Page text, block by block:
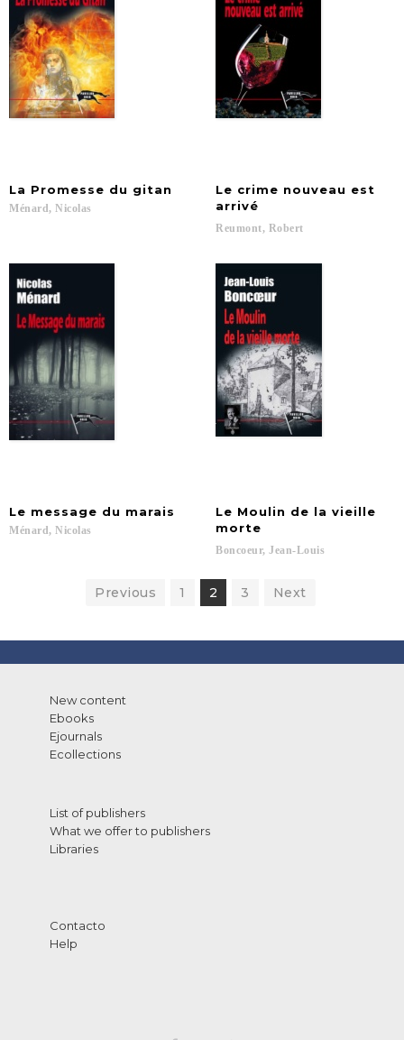
La Promesse du gitan
Ménard, Nicolas
Le crime nouveau est
arrivé
Reumont, Robert
Le message du marais
Ménard, Nicolas
Le Moulin de la vieille
morte
Boncoeur, Jean-Louis
Previous 1 2 3 Next
New content
Ebooks
Ejournals
Ecollections
List of publishers
What we offer to publishers
Libraries
Contacto
Help